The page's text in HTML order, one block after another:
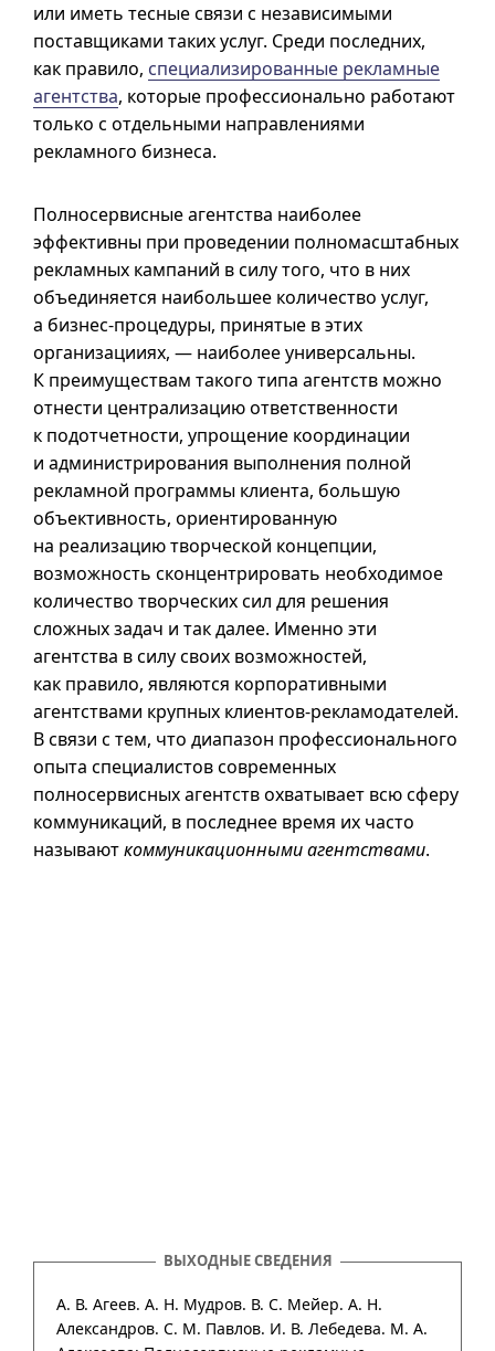
или иметь тесные связи с независимыми
поставщиками таких услуг. Среди последних,
как правило, специализированные рекламные
агентства, которые профессионально работают
только с отдельными направлениями
рекламного бизнеса.
Полносервисные агентства наиболее
эффективны при проведении полномасштабных
рекламных кампаний в силу того, что в них
объединяется наибольшее количество услуг,
а бизнес-процедуры, принятые в этих
организацииях, — наиболее универсальны.
К преимуществам такого типа агентств можно
отнести централизацию ответственности
к подотчетности, упрощение координации
и администрирования выполнения полной
рекламной программы клиента, большую
объективность, ориентированную
на реализацию творческой концепции,
возможность сконцентрировать необходимое
количество творческих сил для решения
сложных задач и так далее. Именно эти
агентства в силу своих возможностей,
как правило, являются корпоративными
агентствами крупных клиентов-рекламодателей.
В связи с тем, что диапазон профессионального
опыта специалистов современных
полносервисных агентств охватывает всю сферу
коммуникаций, в последнее время их часто
называюткоммуникационными агeнтствaми.
ВЫХОДНЫЕ СВЕДЕНИЯ
А. В. Агеев. А. Н. Мудров. В. С. Мейер. А. Н.
Александров. С. М. Павлов. И. В. Лебедева. М. А.